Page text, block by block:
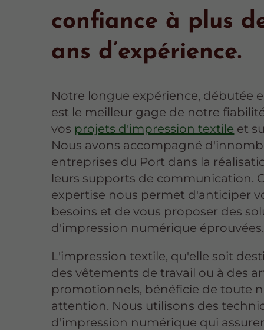
confiance à plus
ans d’expérience.
Notre longue expérience, débutée
est le meilleur gage de notre
vos projets d'impression textile et
Nous avons accompagné
entreprises du Port dans la
leurs supports de communication.
expertise nous permet d'anticiper
besoins et de vous proposer des
d'impression numérique éprouvées.
L'impression textile, qu'elle soit
des vêtements de travail ou à des
promotionnels, bénéficie de toute
attention. Nous utilisons des
d'impression numérique qui